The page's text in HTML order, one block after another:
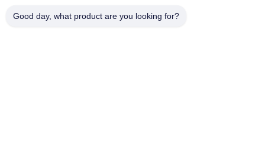
E-mail
Good day, what product are you looking for?